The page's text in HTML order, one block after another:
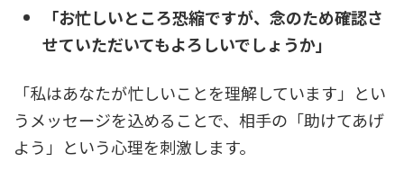
「お忙しいところ恐縮ですが、念のため確認さ
せていただいてもよろしいでしょうか」
「私はあなたが忙しいことを理解しています」とい
うメッセージを込めることで、相手の「助けてあげ
よう」という心理を刺激します。